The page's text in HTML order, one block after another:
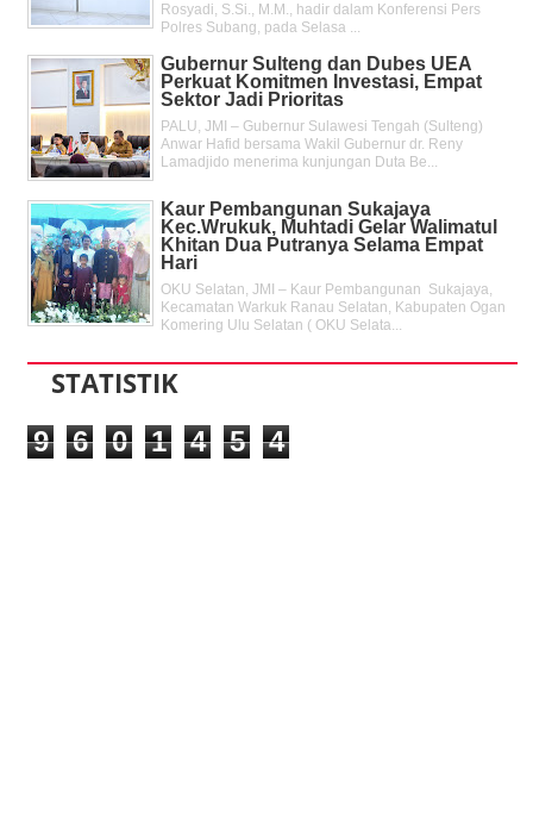
Rosyadi, S.Si., M.M., hadir dalam Konferensi Pers
Polres Subang, pada Selasa ...
Gubernur Sulteng dan Dubes UEA
Perkuat Komitmen Investasi, Empat
Sektor Jadi Prioritas
PALU, JMI – Gubernur Sulawesi Tengah (Sulteng)
Anwar Hafid bersama Wakil Gubernur dr. Reny
Lamadjido menerima kunjungan Duta Be...
Kaur Pembangunan Sukajaya
Kec.Wrukuk, Muhtadi Gelar Walimatul
Khitan Dua Putranya Selama Empat
Hari
OKU Selatan, JMI – Kaur Pembangunan Sukajaya,
Kecamatan Warkuk Ranau Selatan, Kabupaten Ogan
Komering Ulu Selatan ( OKU Selata...
STATISTIK
9 6 0 1 4 5 4